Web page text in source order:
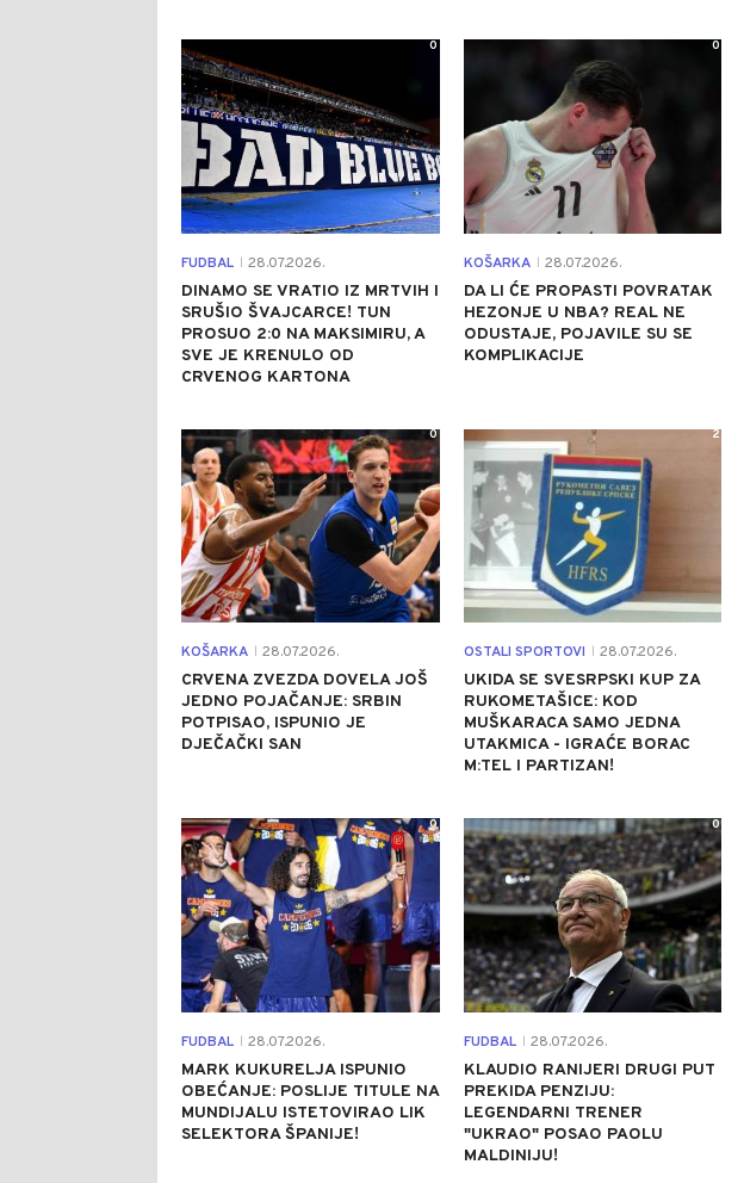
FUDBAL 28.07.2026.
DINAMO SE VRATIO IZ MRTVIH I
SRUŠIO ŠVAJCARCE! TUN
PROSUO 2:0 NA MAKSIMIRU, A
SVE JE KRENULO OD
CRVENOG KARTONA
0
KOŠARKA 28.07.2026.
DA LI ĆE PROPASTI POVRATAK
HEZONJE U NBA? REAL NE
ODUSTAJE, POJAVILE SU SE
KOMPLIKACIJE
0
KOŠARKA 28.07.2026.
CRVENA ZVEZDA DOVELA JOŠ
JEDNO POJAČANJE: SRBIN
POTPISAO, ISPUNIO JE
DJEČAČKI SAN
0
OSTALI SPORTOVI 28.07.2026.
UKIDA SE SVESRPSKI KUP ZA
RUKOMETAŠICE: KOD
MUŠKARACA SAMO JEDNA
UTAKMICA - IGRAĆE BORAC
M:TEL I PARTIZAN!
2
FUDBAL 28.07.2026.
MARK KUKURELJA ISPUNIO
OBEĆANJE: POSLIJE TITULE NA
MUNDIJALU ISTETOVIRAO LIK
SELEKTORA ŠPANIJE!
0
FUDBAL 28.07.2026.
KLAUDIO RANIJERI DRUGI PUT
PREKIDA PENZIJU:
LEGENDARNI TRENER
"UKRAO" POSAO PAOLU
MALDINIJU!
0